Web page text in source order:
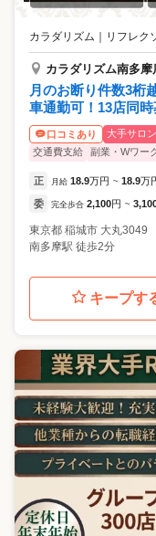
カラダリズム ｜ リフレク
カラダリズム南多摩
月のお断り件数3桁
車通勤可！13店同時
口コミあり 大手サロン
交通費支給
副業・Wワー
正 月給 18.9万円 ~ 18.9万
委 完全歩合 2,100円 ~
東京都 稲城市 大丸3049
南多摩駅 徒歩2分
キープす